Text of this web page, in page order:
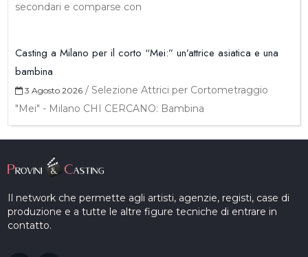
secondari e comparse con
Casting a Milano per il corto “Mei:” un’attrice asiatica e una
bambina
3 Agosto 2026 / Selezione Attrici per Cortometraggio
"Mei" - Milano CHI CERCANO: Bambina
Il network che permette agli artisti, agenzie, registi, case di
produzione e a tutte le altre figure tecniche di entrare in
contatto.